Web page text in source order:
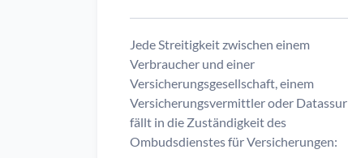
Jede Streitigkeit zwischen einem
Verbraucher und einer
Versicherungsgesellschaft, einem
Versicherungsvermittler oder Datassur
fällt in die Zuständigkeit des
Ombudsdienstes für Versicherungen: